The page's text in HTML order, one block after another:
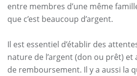
entre membres d’une même
que c’est beaucoup d’argent.
Il est essentiel d’établir des
nature de l’argent (don ou prêt) et
de remboursement. Il y a aussi la